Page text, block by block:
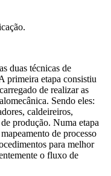
duas técnicas de
primeira etapa consistiu
de realizar as
Sendo eles:
caldeireiros,
produção. Numa etapa
de processo
para melhor
o fluxo de